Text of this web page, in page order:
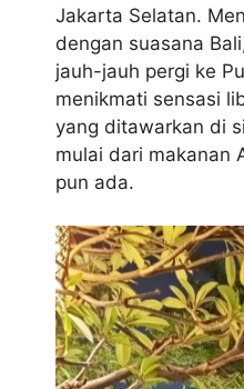
Jakarta Selatan.
dengan suasana
jauh-jauh pergi ke
menikmati sensasi
yang ditawarkan di
mulai dari makanan
pun ada.